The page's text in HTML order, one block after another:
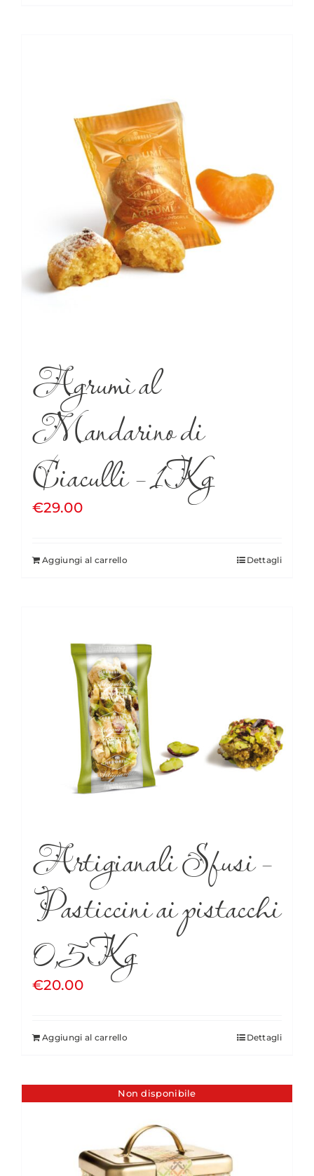
Agrumì al
Mandarino di
Ciaculli – 1Kg
€29.00
Aggiungi al carrello Dettagli
Artigianali Sfusi –
Pasticcini ai pistacchi
0,5Kg
€20.00
Aggiungi al carrello Dettagli
Non disponibile